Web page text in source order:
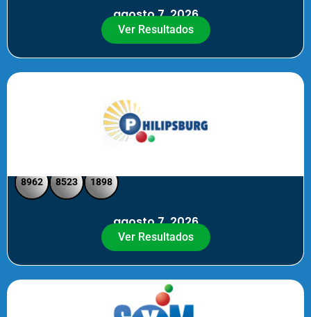
agosto 7, 2026
Ver Resultados
8962 8523 1898
agosto 7, 2026
Ver Resultados